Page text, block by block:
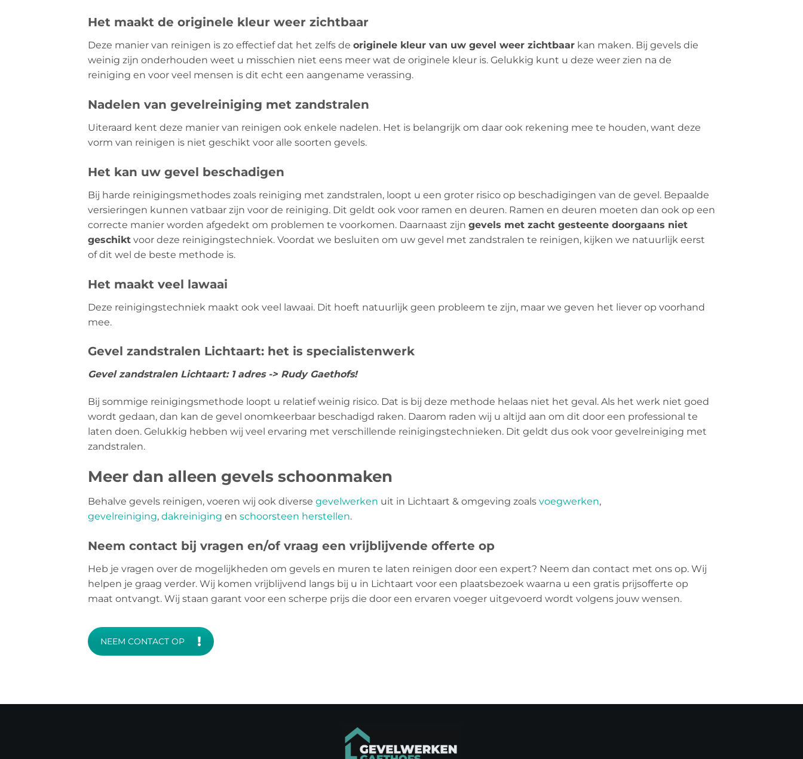
Het maakt de originele kleur weer zichtbaar
Deze manier van reinigen is zo effectief dat het zelfs de originele kleur van uw gevel weer zichtbaar kan maken. Bij gevels die
weinig zijn onderhouden weet u misschien niet eens meer wat de originele kleur is. Gelukkig kunt u deze weer zien na de
reiniging en voor veel mensen is dit echt een aangename verassing.
Nadelen van gevelreiniging met zandstralen
Uiteraard kent deze manier van reinigen ook enkele nadelen. Het is belangrijk om daar ook rekening mee te houden, want deze
vorm van reinigen is niet geschikt voor alle soorten gevels.
Het kan uw gevel beschadigen
Bij harde reinigingsmethodes zoals reiniging met zandstralen, loopt u een groter risico op beschadigingen van de gevel. Bepaalde
versieringen kunnen vatbaar zijn voor de reiniging. Dit geldt ook voor ramen en deuren. Ramen en deuren moeten dan ook op een
correcte manier worden afgedekt om problemen te voorkomen. Daarnaast zijn gevels met zacht gesteente doorgaans niet
geschikt voor deze reinigingstechniek. Voordat we besluiten om uw gevel met zandstralen te reinigen, kijken we natuurlijk eerst
of dit wel de beste methode is.
Het maakt veel lawaai
Deze reinigingstechniek maakt ook veel lawaai. Dit hoeft natuurlijk geen probleem te zijn, maar we geven het liever op voorhand
mee.
Gevel zandstralen Lichtaart: het is specialistenwerk
Gevel zandstralen Lichtaart: 1 adres -> Rudy Gaethofs!
Bij sommige reinigingsmethode loopt u relatief weinig risico. Dat is bij deze methode helaas niet het geval. Als het werk niet goed
wordt gedaan, dan kan de gevel onomkeerbaar beschadigd raken. Daarom raden wij u altijd aan om dit door een professional te
laten doen. Gelukkig hebben wij veel ervaring met verschillende reinigingstechnieken. Dit geldt dus ook voor gevelreiniging met
zandstralen.
Meer dan alleen gevels schoonmaken
Behalve gevels reinigen, voeren wij ook diverse gevelwerken uit in Lichtaart & omgeving zoals voegwerken,
gevelreiniging, dakreiniging en schoorsteen herstellen.
Neem contact bij vragen en/of vraag een vrijblijvende offerte op
Heb je vragen over de mogelijkheden om gevels en muren te laten reinigen door een expert? Neem dan contact met ons op. Wij
helpen je graag verder. Wij komen vrijblijvend langs bij u in Lichtaart voor een plaatsbezoek waarna u een gratis prijsofferte op
maat ontvangt. Wij staan garant voor een scherpe prijs die door een ervaren voeger uitgevoerd wordt volgens jouw wensen.
NEEM CONTACT OP